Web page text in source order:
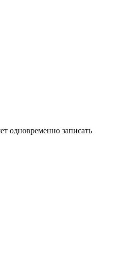
одновременно записать